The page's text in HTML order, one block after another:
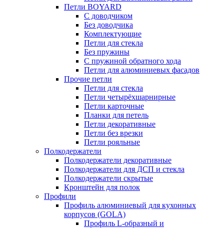
Петли BOYARD
С доводчиком
Без доводчика
Комплектующие
Петли для стекла
Без пружины
С пружиной обратного хода
Петли для алюминиевых фасадов
Прочие петли
Петли для стекла
Петли четырёхшарнирные
Петли карточные
Планки для петель
Петли декоративные
Петли без врезки
Петли рояльные
Полкодержатели
Полкодержатели декоративные
Полкодержатели для ДСП и стекла
Полкодержатели скрытые
Кронштейн для полок
Профили
Профиль алюминиевый для кухонных
корпусов (GOLA)
Профиль L-образный и